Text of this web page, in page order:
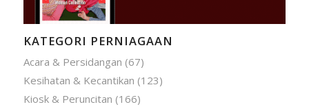
KATEGORI PERNIAGAAN
Acara & Persidangan (67)
Kesihatan & Kecantikan (123)
Kiosk & Peruncitan (166)